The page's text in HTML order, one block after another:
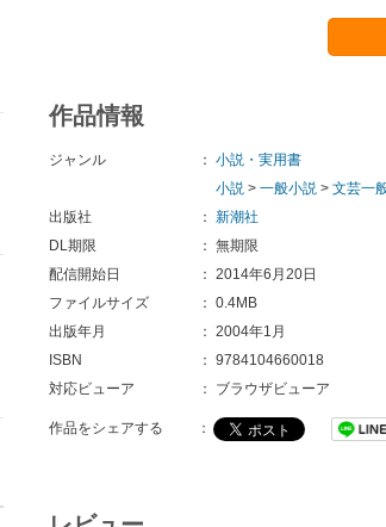
作品情報
ジャンル ： 小説・実用書
小説 > 一般小説 > 文芸一
出版社
： 新潮社
DL期限
： 無期限
配信開始日
： 2014年6月20日
ファイルサイズ
： 0.4MB
出版年月
： 2004年1月
ISBN
： 9784104660018
対応ビューア
： ブラウザビューア
作品をシェアする ：